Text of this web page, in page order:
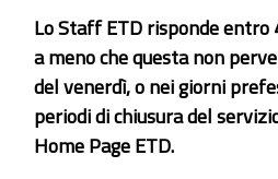
Lo Staff ETD risponde entro
a meno che questa non
del venerdì, o nei giorni
periodi di chiusura del
Home Page ETD.